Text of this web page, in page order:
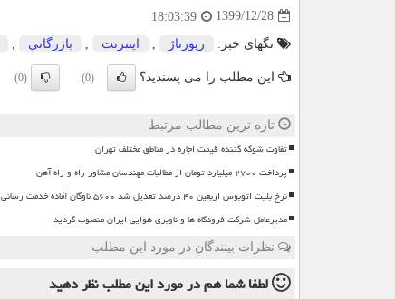
1399/12/28
18:03:39
تگهای خبر: رپورتاژ اینترنت بازرگانی
این مطلب را می پسندید؟ (0)
(0)
تازه ترین مطالب مرتبط
تفاوت شوکه کننده قیمت اجاره در مناطق مختلف تهران
پرداخت ۲۷۰۰ میلیارد تومان از مطالبات مهندسان مشاور راه و راه آهن
نرخ بلیت اتوبوس اربعین ۴۰ درصد تعدیل شد ۵۶۰۰ ناوگان آماده خدمت رسانی
مدیرعامل شرکت فرودگاه ها و ناوبری هوایی ایران منصوب گردید
نظرات بینندگان در مورد این مطلب
لطفا شما همدر مورد این مطلبنظر دهید